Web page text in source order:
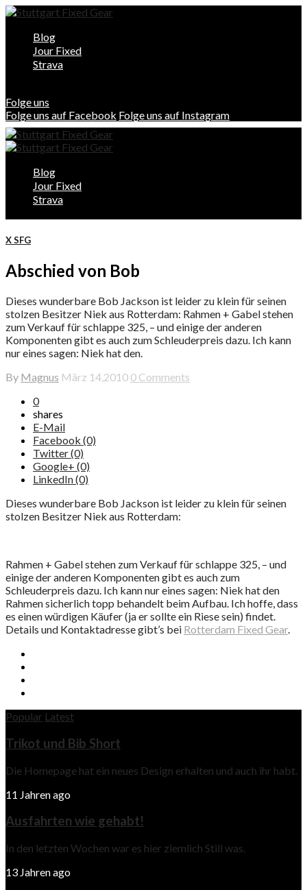
Blog
Jour Fixed
Strava
Folge uns
Folge uns auf Facebook Folge uns auf Instagram
Blog
Jour Fixed
Strava
X SFG
Abschied von Bob
Dieses wunderbare Bob Jackson ist leider zu klein für seinen
stolzen Besitzer Niek aus Rotterdam: Rahmen + Gabel stehen
zum Verkauf für schlappe 325, – und einige der anderen
Komponenten gibt es auch zum Schleuderpreis dazu. Ich kann
nur eines sagen: Niek hat den.
By Magnus März 14,2010 0 Comments
0
shares
E-Mail
Facebook (0)
Twitter (0)
Google+ (0)
LinkedIn (0)
Dieses wunderbare Bob Jackson ist leider zu klein für seinen
stolzen Besitzer Niek aus Rotterdam:
Rahmen + Gabel stehen zum Verkauf für schlappe 325, – und
einige der anderen Komponenten gibt es auch zum
Schleuderpreis dazu. Ich kann nur eines sagen: Niek hat den
Rahmen sicherlich topp behandelt beim Aufbau. Ich hoffe, dass
es einen würdigen Käufer (ja er sollte ein Riese sein) findet.
Details und Kontaktadresse gibt’s bei Rotterdam Fixed Gear.
Popular Latest
Trikot und Bib Short
Die Homepage hat ein neues Design erhalten und auch ihr habt.
11 Jahren ago
Ausfahrten wie gehabt!
In den letzten Wochen war es hier ziemlich Still was.
13 Jahren ago